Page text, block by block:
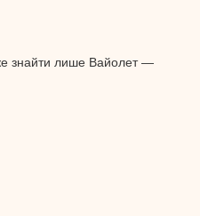
знайти лише Вайолет —